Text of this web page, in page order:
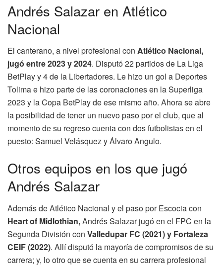
Andrés Salazar en Atlético
Nacional
El canterano, a nivel profesional con Atlético Nacional,
jugó entre 2023 y 2024. Disputó 22 partidos de La Liga
BetPlay y 4 de la Libertadores. Le hizo un gol a Deportes
Tolima e hizo parte de las coronaciones en la Superliga
2023 y la Copa BetPlay de ese mismo año. Ahora se abre
la posibilidad de tener un nuevo paso por el club, que al
momento de su regreso cuenta con dos futbolistas en el
puesto: Samuel Velásquez y Álvaro Angulo.
Otros equipos en los que jugó
Andrés Salazar
Además de Atlético Nacional y el paso por Escocia con
Heart of Midlothian,Andrés Salazar jugó en el FPC en la
Segunda División con Valledupar FC (2021) y Fortaleza
CEIF (2022). Allí disputó la mayoría de compromisos de su
carrera; y, lo otro que se cuenta en su carrera profesional